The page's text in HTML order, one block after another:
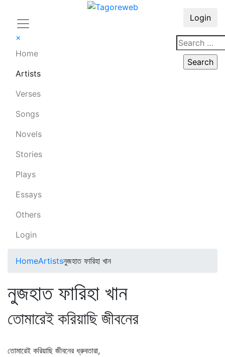
×
Home
Artists
Verses
Songs
Novels
Stories
Plays
Essays
Others
Login
Login
HomeArtistsনুজহাত ফারিহা খান
নুজহাত ফারিহা খান
তোমারেই করিয়াছি জীবনের
তোমারেই করিয়াছি জীবনের ধ্রুবতারা,